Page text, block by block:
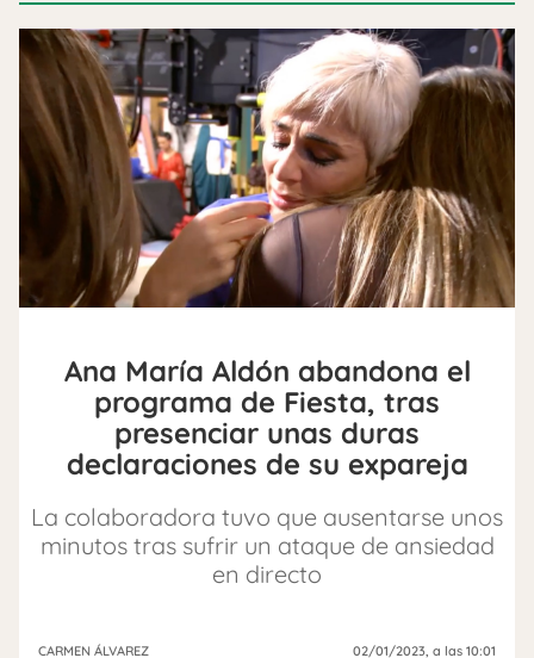
Ana María Aldón abandona el
programa de Fiesta, tras
presenciar unas duras
declaraciones de su expareja
La colaboradora tuvo que ausentarse unos
minutos tras sufrir un ataque de ansiedad
en directo
CARMEN ÁLVAREZ 02/01/2023, a las 10:01